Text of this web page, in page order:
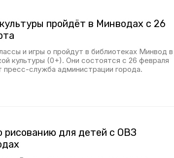
пройдёт в Минводах с 26
и игры о пройдут в библиотеках Минвод в
культуры (0+). Они состоятся с 26 февраля
служба администрации города.
рисованию для детей с ОВЗ